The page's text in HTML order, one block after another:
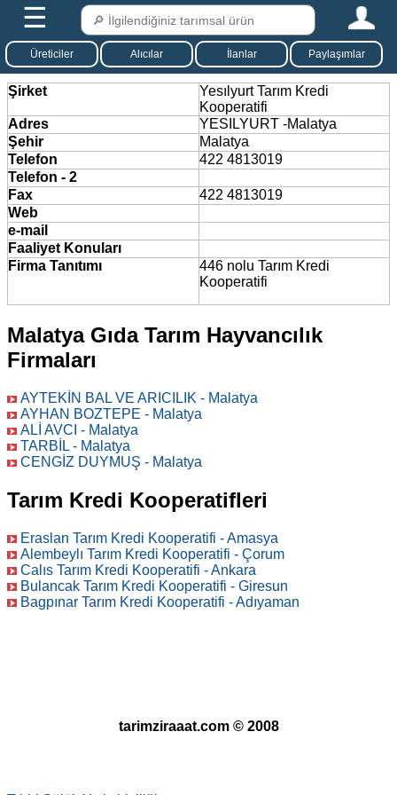
☰
Üreticiler Alıcılar İlanlar Paylaşımlar
Şirket
Yesılyurt Tarım Kredi
Kooperatifi
Adres
YESILYURT -Malatya
Şehir
Malatya
Telefon
422 4813019
Telefon - 2
Fax
422 4813019
Web
e-mail
Faaliyet Konuları
Firma Tanıtımı
446 nolu Tarım Kredi
Kooperatifi
Malatya Gıda Tarım Hayvancılık
Firmaları
AYTEKİN BAL VE ARICILIK - Malatya
AYHAN BOZTEPE - Malatya
ALİ AVCI - Malatya
TARBİL - Malatya
CENGİZ DUYMUŞ - Malatya
Tarım Kredi Kooperatifleri
Eraslan Tarım Kredi Kooperatifi - Amasya
Alembeylı Tarım Kredi Kooperatifi - Çorum
Calıs Tarım Kredi Kooperatifi - Ankara
Bulancak Tarım Kredi Kooperatifi - Giresun
Bagpınar Tarım Kredi Kooperatifi - Adıyaman
tarimziraaat.com © 2008